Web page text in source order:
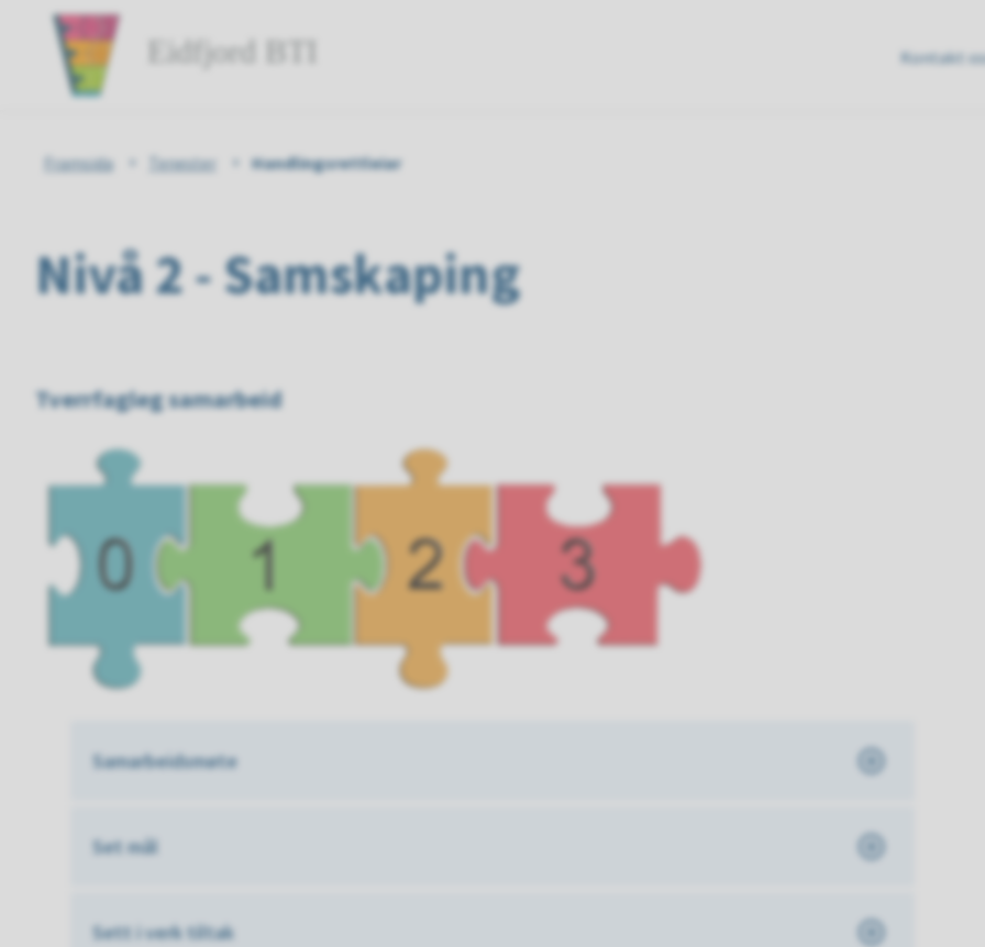
Kontakt
Du
her:
Framsida Tenester Handlingsrettleiar
Nivå 2 - Samskaping
Tverrfagleg samarbeid
Samarbeidsmøte
Set mål
Sett i verk tiltak